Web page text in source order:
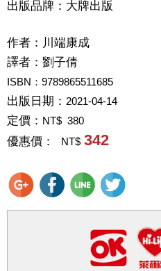
出版品牌：大牌出版
作者： 川端康成
譯者： 劉子倩
ISBN：9789865511685
出版日期： 2021-04-14
定價： NT$ 380
優惠價： NT$ 342